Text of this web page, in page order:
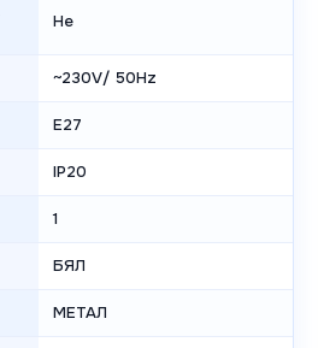
Не
~230V/ 50Hz
E27
IP20
1
БЯЛ
МЕТАЛ